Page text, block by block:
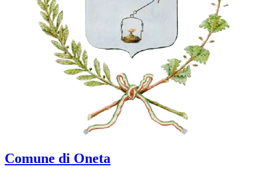
Comune di Oneta